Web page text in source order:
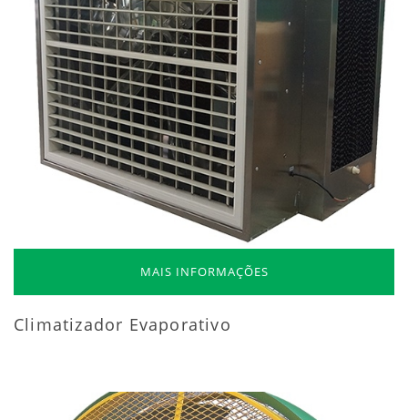
MAIS INFORMAÇÕES
Climatizador Evaporativo